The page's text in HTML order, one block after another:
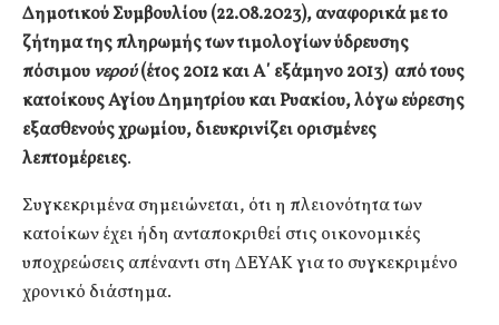
Δημοτικού Συμβουλίου (22.08.2023), αναφορικά με το
ζήτημα της πληρωμής των τιμολογίων ύδρευσης
πόσιμου νερού(έτος 2012 και Α΄ εξάμηνο 2013) από τους
κατοίκους Αγίου Δημητρίου και Ρυακίου, λόγω εύρεσης
εξασθενούς χρωμίου, διευκρινίζει ορισμένες
λεπτομέρειες.
Συγκεκριμένα σημειώνεται, ότι η πλειονότητα των
κατοίκων έχει ήδη ανταποκριθεί στις οικονομικές
υποχρεώσεις απέναντι στη ΔΕΥΑΚ για το συγκεκριμένο
χρονικό διάστημα.